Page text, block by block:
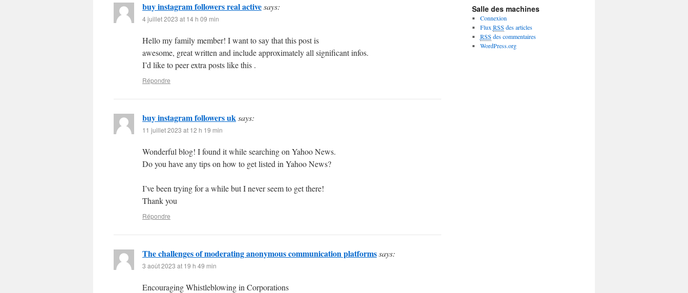
buy instagram followers real activesays:
4 juillet 2023 at 14 h 09 min
Hello my family member! I want to say that this post is
awesome, great written and include approximately all significant infos.
I’d like to peer extra posts like this .
Répondre
buy instagram followers uksays:
11 juillet 2023 at 12 h 19 min
Wonderful blog! I found it while searching on Yahoo News.
Do you have any tips on how to get listed in Yahoo News?
I’ve been trying for a while but I never seem to get there!
Thank you
Répondre
The challenges of moderating anonymous communication platformssays:
3 août 2023 at 19 h 49 min
Encouraging Whistleblowing in Corporations
Salle des machines
Connexion
Flux RSS des articles
RSS des commentaires
WordPress.org